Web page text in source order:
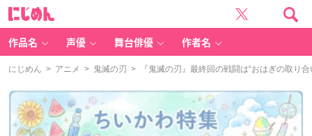
作品名 声優 舞台俳優 作者名
にじめん > アニメ > 鬼滅の刃 > 『鬼滅の刃』最終回の戦闘は“おはぎの取り